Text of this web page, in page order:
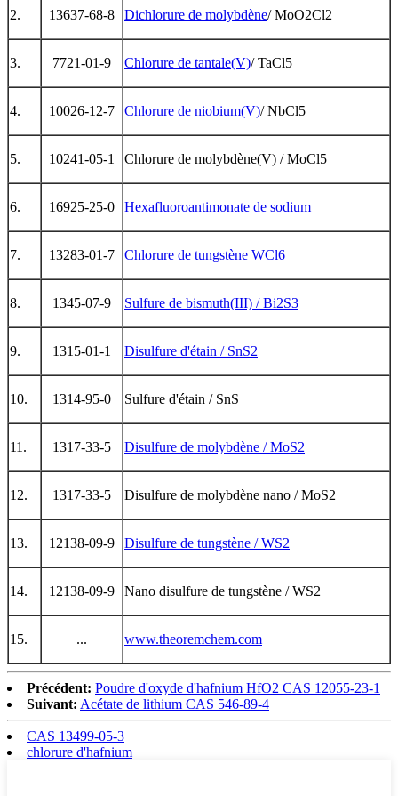
2. 13637-68-8 Dichlorure de molybdène/ MoO2Cl2
3. 7721-01-9 Chlorure de tantale(V)/ TaCl5
4. 10026-12-7 Chlorure de niobium(V)/ NbCl5
5. 10241-05-1 Chlorure de molybdène(V) / MoCl5
6. 16925-25-0 Hexafluoroantimonate de sodium
7. 13283-01-7 Chlorure de tungstène WCl6
8. 1345-07-9 Sulfure de bismuth(III) / Bi2S3
9. 1315-01-1 Disulfure d'étain / SnS2
10. 1314-95-0 Sulfure d'étain / SnS
11. 1317-33-5 Disulfure de molybdène / MoS2
12. 1317-33-5 Disulfure de molybdène nano / MoS2
13. 12138-09-9 Disulfure de tungstène / WS2
14. 12138-09-9 Nano disulfure de tungstène / WS2
15. ... www.theoremchem.com
Précédent: Poudre d'oxyde d'hafnium HfO2 CAS 12055-23-1
Suivant: Acétate de lithium CAS 546-89-4
CAS 13499-05-3
chlorure d'hafnium